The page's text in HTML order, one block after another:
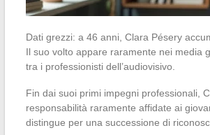
Dati grezzi: a 46 anni, Clara Pésery
Il suo volto appare raramente nei media
tra i professionisti dell’audiovisivo.
Fin dai suoi primi impegni professionali,
responsabilità raramente affidate ai
distingue per una successione di